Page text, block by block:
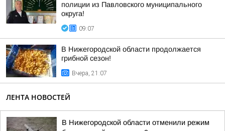
полиции из Павловского муниципального
округа!
09:07
В Нижегородской области продолжается
грибной сезон!
Вчера, 21:07
ЛЕНТА НОВОСТЕЙ
В Нижегородской области отменили режим